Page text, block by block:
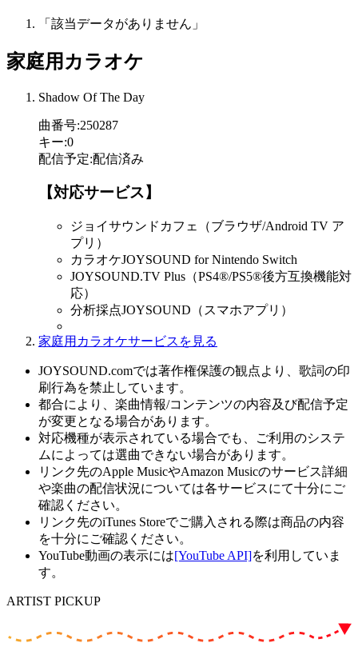
「該当データがありません」
家庭用カラオケ
Shadow Of The Day
曲番号:250287
キー:0
配信予定:配信済み
【対応サービス】
ジョイサウンドカフェ（ブラウザ/Android TV ア
プリ）
カラオケJOYSOUND for Nintendo Switch
JOYSOUND.TV Plus（PS4®/PS5®後方互換機能対
応）
分析採点JOYSOUND（スマホアプリ）
家庭用カラオケサービスを見る
JOYSOUND.comでは著作権保護の観点より、歌詞の印
刷行為を禁止しています。
都合により、楽曲情報/コンテンツの内容及び配信予定
が変更となる場合があります。
対応機種が表示されている場合でも、ご利用のシステ
ムによっては選曲できない場合があります。
リンク先のApple MusicやAmazon Musicのサービス詳細
や楽曲の配信状況については各サービスにて十分にご
確認ください。
リンク先のiTunes Storeでご購入される際は商品の内容
を十分にご確認ください。
YouTube動画の表示には[YouTube API]を利用していま
す。
ARTIST PICKUP